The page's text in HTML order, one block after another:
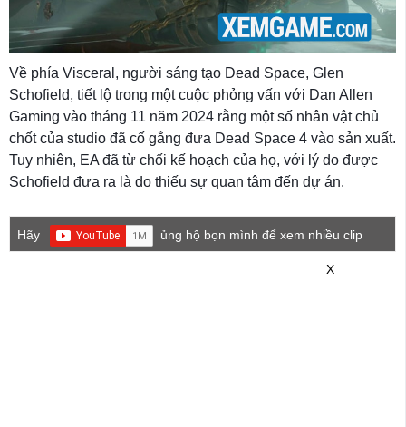
Về phía Visceral, người sáng tạo Dead Space, Glen
Schofield, tiết lộ trong một cuộc phỏng vấn với Dan Allen
Gaming vào tháng 11 năm 2024 rằng một số nhân vật chủ
chốt của studio đã cố gắng đưa Dead Space 4 vào sản xuất.
Tuy nhiên, EA đã từ chối kế hoạch của họ, với lý do được
Schofield đưa ra là do thiếu sự quan tâm đến dự án.
Hãy
ủng hộ bọn mình để xem nhiều clip
X